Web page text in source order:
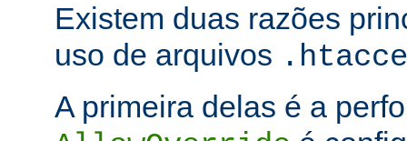
Existem duas razões
uso de arquivos
A primeira delas é a